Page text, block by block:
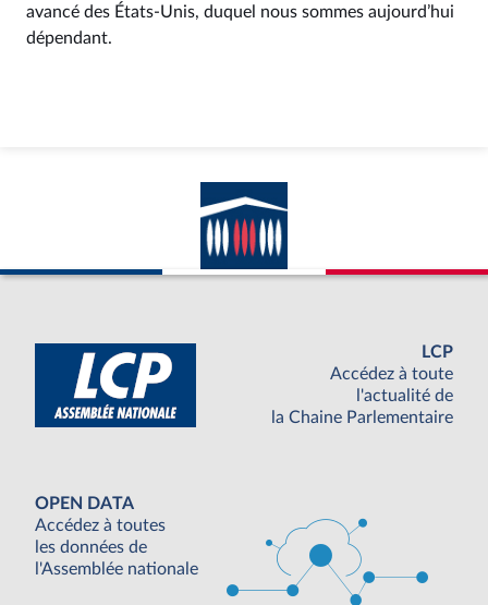
avancé des États-Unis, duquel nous sommes aujourd’hui
dépendant.
LCP
Accédez à toute
l'actualité de
la Chaine Parlementaire
OPEN DATA
Accédez à toutes
les données de
l'Assemblée nationale